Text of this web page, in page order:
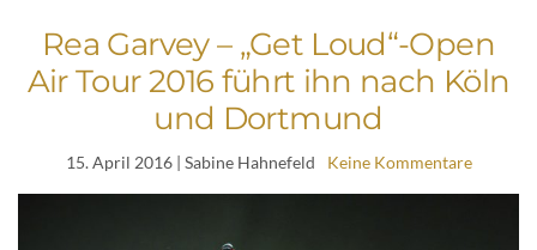
Rea Garvey – „Get Loud“-Open
Air Tour 2016 führt ihn nach Köln
und Dortmund
15. April 2016| Sabine Hahnefeld Keine Kommentare